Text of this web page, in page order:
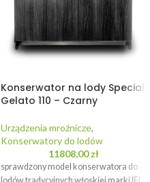
Konserwator na lody Special
Gelato 110 – Czarny
Urządzenia mroźnicze,
Konserwatory do lodów
11808,00zł
sprawdzony model konserwatora do